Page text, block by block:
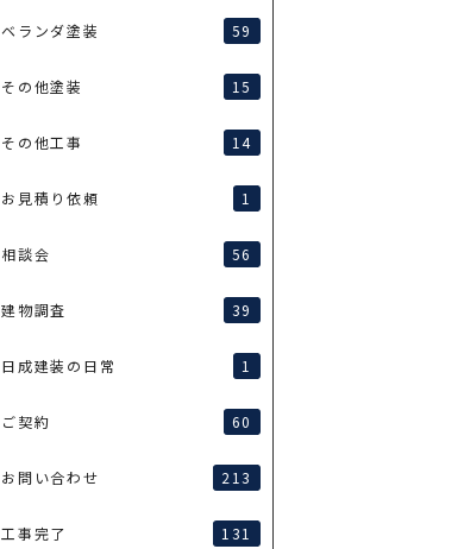
ベランダ塗装 59
その他塗装 15
その他工事 14
お見積り依頼 1
相談会 56
建物調査 39
日成建装の日常 1
ご契約 60
お問い合わせ 213
工事完了 131